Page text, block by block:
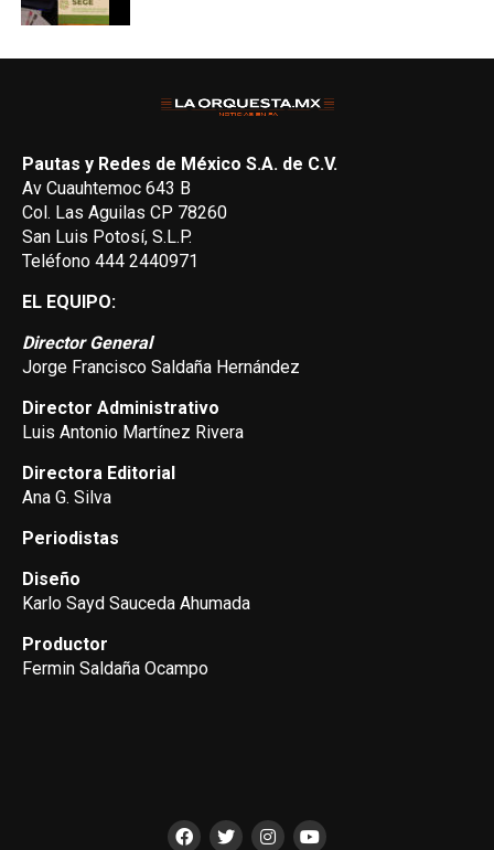
Pautas y Redes de México S.A. de C.V.
Av Cuauhtemoc 643 B
Col. Las Aguilas CP 78260
San Luis Potosí, S.L.P.
Teléfono 444 2440971
EL EQUIPO:
Director General
Jorge Francisco Saldaña Hernández
Director Administrativo
Luis Antonio Martínez Rivera
Directora Editorial
Ana G. Silva
Periodistas
Diseño
Karlo Sayd Sauceda Ahumada
Productor
Fermin Saldaña Ocampo